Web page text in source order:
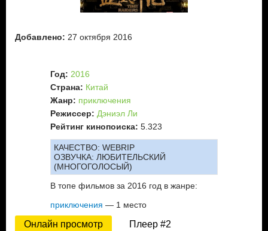
Добавлено: 27 октября 2016
Год: 2016
Страна: Китай
Жанр: приключения
Режиссер: Дэниэл Ли
Рейтинг кинопоиска: 5.323
КАЧЕСТВО: WEBRIP
ОЗВУЧКА: ЛЮБИТЕЛЬСКИЙ
(МНОГОГОЛОСЫЙ)
В топе фильмов за 2016 год в жанре:
приключения — 1 место
Онлайн просмотр Плеер #2